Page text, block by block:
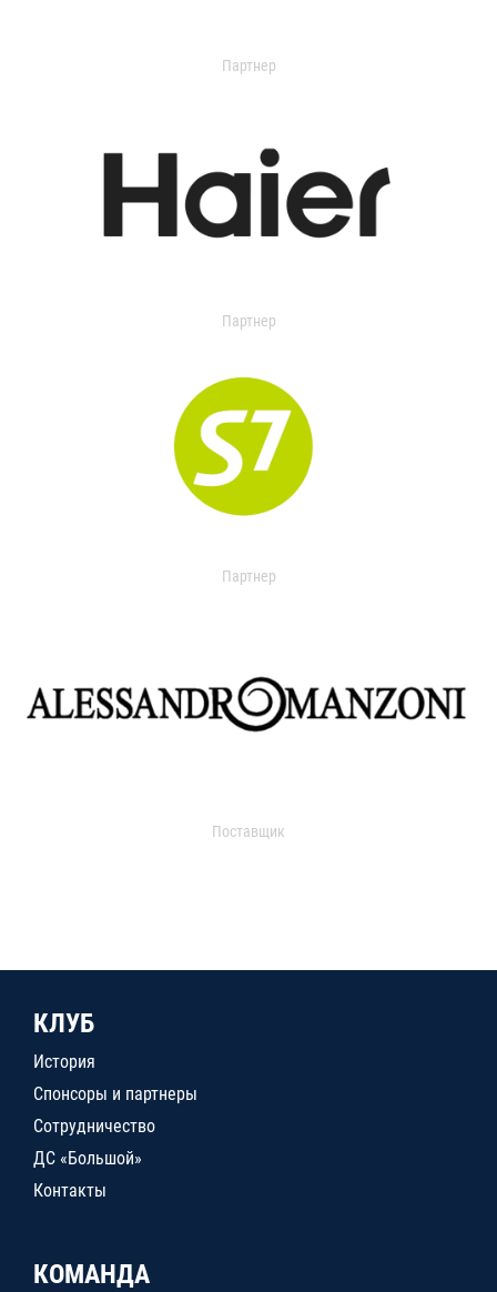
Партнер
Партнер
Партнер
Поставщик
КЛУБ
История
Спонсоры и партнеры
Сотрудничество
ДС «Большой»
Контакты
КОМАНДА